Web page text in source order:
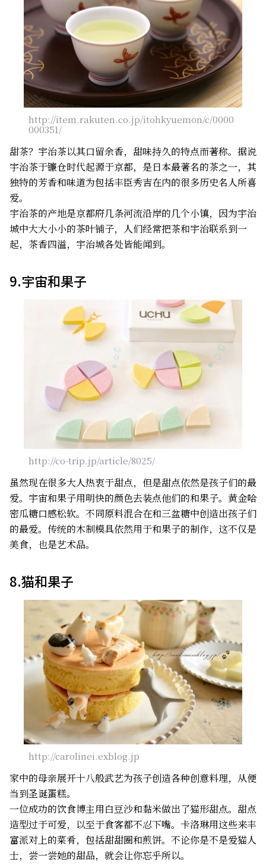
http://item.rakuten.co.jp/itohkyuemon/c/0000
000351/
甜茶？宇治茶以其口留余香，甜味持久的特点而著称。据说
宇治茶于镰仓时代起源于京都，是日本最著名的茶之一，其
独特的芳香和味道为包括丰臣秀吉在内的很多历史名人所喜
爱。
宇治茶的产地是京都府几条河流沿岸的几个小镇，因为宇治
城中大大小小的茶叶铺子，人们经常把茶和宇治联系到一
起，茶香四溢，宇治城各处皆能闻到。
9.宇宙和果子
http://co-trip.jp/article/8025/
虽然现在很多大人热衷于甜点，但是甜点依然是孩子们的最
爱。宇宙和果子用明快的颜色去装点他们的和果子。黄金哈
密瓜糖口感松软。不同原料混合在和三盆糖中创造出孩子们
的最爱。传统的木制模具依然用于和果子的制作，这不仅是
美食，也是艺术品。
8.猫和果子
http://carolinei.exblog.jp
家中的母亲展开十八般武艺为孩子创造各种创意料理，从便
当到圣诞蛋糕。
一位成功的饮食博主用白豆沙和黏米做出了猫形甜点。甜点
造型过于可爱，以至于食客都不忍下嘴。卡洛琳用这些来丰
富派对上的菜肴，包括甜甜圈和煎饼。不论你是不是爱猫人
士，尝一尝她的甜品，就会让你忘乎所以。